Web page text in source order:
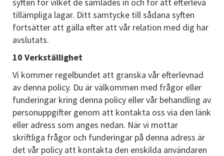
tillämpliga lagar. Ditt samtycke till sådana syften
fortsätter att gälla efter att vår relation med dig har
avslutats.
10 Verkställighet
Vi kommer regelbundet att granska vår efterlevnad
av denna policy. Du är välkommen med frågor eller
funderingar kring denna policy eller vår behandling av
personuppgifter genom att kontakta oss via den länk
eller adress som anges nedan. När vi mottar
skriftliga frågor och funderingar på denna adress är
det vår policy att kontakta den enskilda användaren